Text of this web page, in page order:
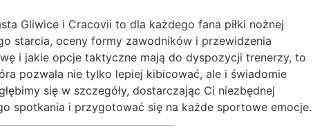
Gliwice i Cracovii to dla każdego fana piłki nożnej
starcia, oceny formy zawodników i przewidzenia
i jakie opcje taktyczne mają do dyspozycji trenerzy, to
pozwala nie tylko lepiej kibicować, ale i świadomie
się w szczegóły, dostarczając Ci niezbędnej
spotkania i przygotować się na każde sportowe emocje.